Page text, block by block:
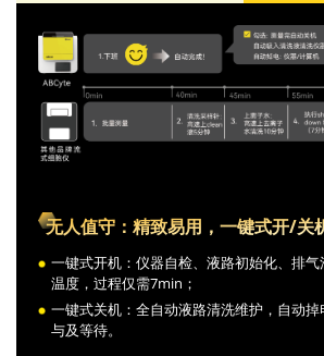
无人值守：精致易用，一键式开/关
一键式开机：仪器自检、液路初始化、排
温度，过程仅需7min；
一键式关机：全自动液路清洗维护，自动
与及等待。